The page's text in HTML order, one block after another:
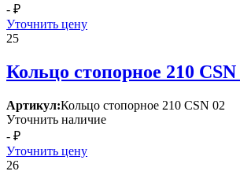
- ₽
Уточнить цену
25
Кольцо стопорное 210 СSN
Артикул:Кольцо стопорное 210 СSN 02
Уточнить наличие
- ₽
Уточнить цену
26